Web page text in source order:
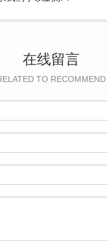
在线留言
TO RECOMMEND